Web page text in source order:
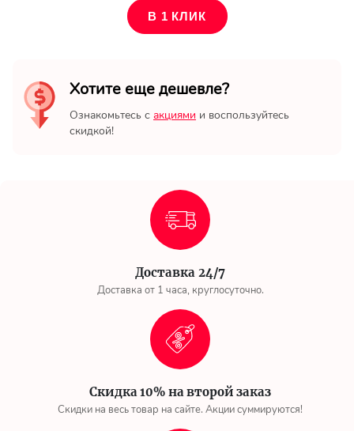
В 1 КЛИК
Хотите еще дешевле?
Ознакомьтесь с акциями и воспользуйтесь
скидкой!
Доставка 24/7
Доставка от 1 часа, круглосуточно.
Скидка 10% на второй заказ
Скидки на весь товар на сайте. Акции суммируются!